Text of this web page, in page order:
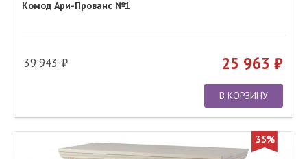
Комод Ари-Прованс №1
39 943 25 963
В КОРЗИНУ
35%